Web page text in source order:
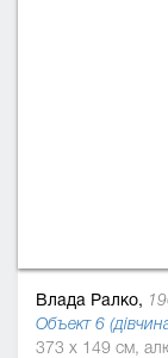
Влада Ралко,
Объект 6